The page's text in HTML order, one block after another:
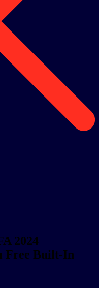
2024
Free Built-In